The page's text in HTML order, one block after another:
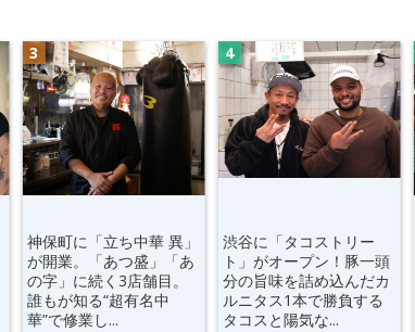
神保町に「立ち中華 異」
が開業。「あつ盛」「あ
の字」に続く3店舗目。
誰もが知る“超有名中
華”で修業し...
渋谷に「タコストリー
ト」がオープン！豚一頭
分の旨味を詰め込んだカ
ルニタス1本で勝負する
タコスと陽気な...